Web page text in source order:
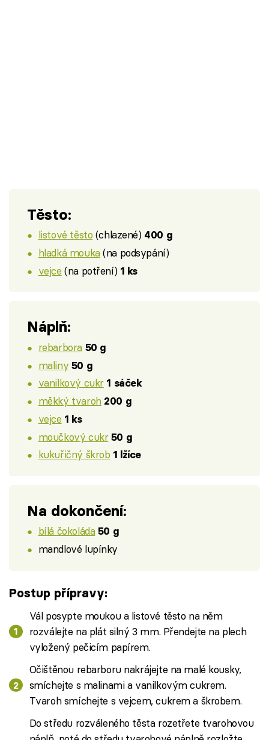
Těsto:
listové těsto (chlazené) 400 g
hladká mouka(na podsypání)
vejce (na potření) 1 ks
Náplň:
rebarbora 50 g
maliny 50 g
vanilkový cukr 1 sáček
měkký tvaroh 200 g
vejce 1 ks
moučkový cukr 50 g
kukuřičný škrob 1 lžíce
Na dokončení:
bílá čokoláda 50 g
mandlové lupínky
Postup přípravy:
Vál posypte moukou a listové těsto na něm
rozválejte na plát silný 3 mm. Přendejte na plech
vyložený pečicím papírem.
Očištěnou rebarboru nakrájejte na malé kousky,
smíchejte s malinami a vanilkovým cukrem.
Tvaroh smíchejte s vejcem, cukrem a škrobem.
Do středu rozváleného těsta rozetřete tvarohovou